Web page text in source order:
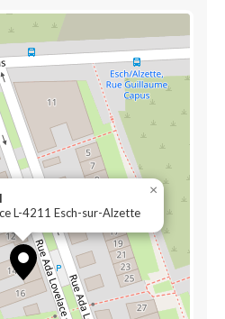
L-4211 Esch-sur-Alzette
×